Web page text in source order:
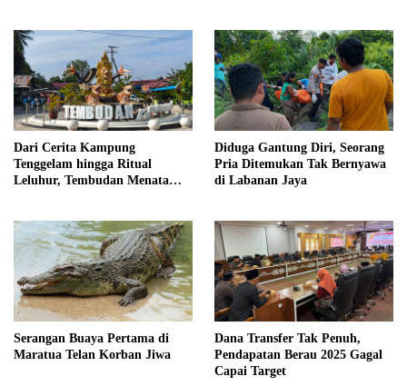
Dari Cerita Kampung
Tenggelam hingga Ritual
Leluhur, Tembudan Menata
Diduga Gantung Diri, Seorang
Pria Ditemukan Tak Bernyawa
di Labanan Jaya
Serangan Buaya Pertama di
Maratua Telan Korban Jiwa
Dana Transfer Tak Penuh,
Pendapatan Berau 2025 Gagal
Capai Target